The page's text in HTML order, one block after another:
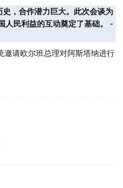
，合作潜力巨大。此次会谈为
人民利益的互动奠定了基础。 -
邀请欧尔班总理对阿斯塔纳进行